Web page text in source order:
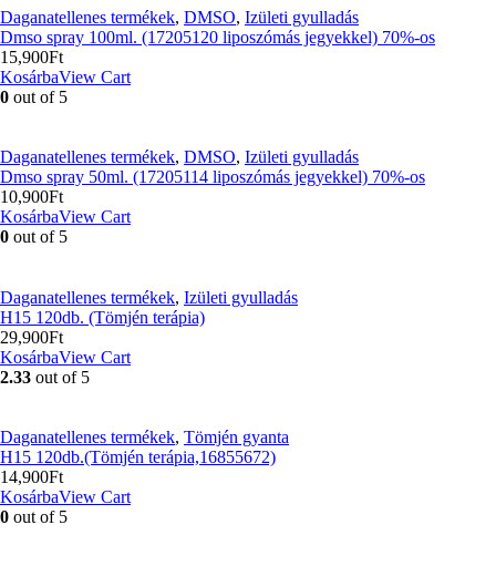
Daganatellenes termékek, DMSO, Izületi gyulladás
Dmso spray 100ml. (17205120 liposzómás jegyekkel) 70%-os
15,900Ft
KosárbaView Cart
0 out of 5
Daganatellenes termékek, DMSO, Izületi gyulladás
Dmso spray 50ml. (17205114 liposzómás jegyekkel) 70%-os
10,900Ft
KosárbaView Cart
0 out of 5
Daganatellenes termékek, Izületi gyulladás
H15 120db. (Tömjén terápia)
29,900Ft
KosárbaView Cart
2.33 out of 5
Daganatellenes termékek, Tömjén gyanta
H15 120db.(Tömjén terápia,16855672)
14,900Ft
KosárbaView Cart
0 out of 5